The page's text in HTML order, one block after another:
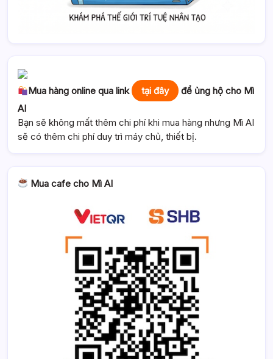
Mua hàng online qua link tại đây
để ủng hộ cho Mì
AI
Bạn sẽ không mất thêm chi phí khi mua hàng nhưng Mì AI
sẽ có thêm chi phí duy trì máy chủ, thiết bị.
Mua cafe cho Mì AI